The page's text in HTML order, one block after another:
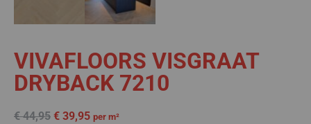
VIVAFLOORS VISGRAAT
DRYBACK 7210
€44,95 € 39,95 per m²